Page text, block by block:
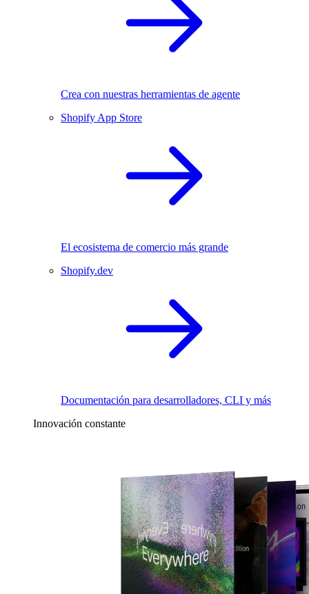
Crea con nuestras herramientas de agente
Shopify App Store
El ecosistema de comercio más grande
Shopify.dev
Documentación para desarrolladores, CLI y más
Innovación constante